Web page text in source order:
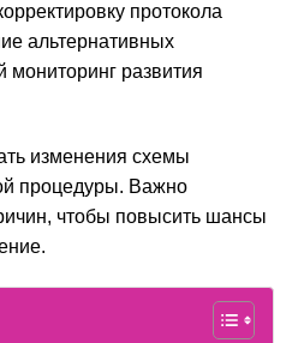
протокола
альтернативных
мониторинг развития
изменения схемы
процедуры. Важно
чтобы повысить шансы